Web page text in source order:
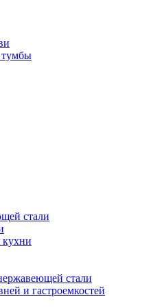
стали
кухни
стали
и гастроемкостей